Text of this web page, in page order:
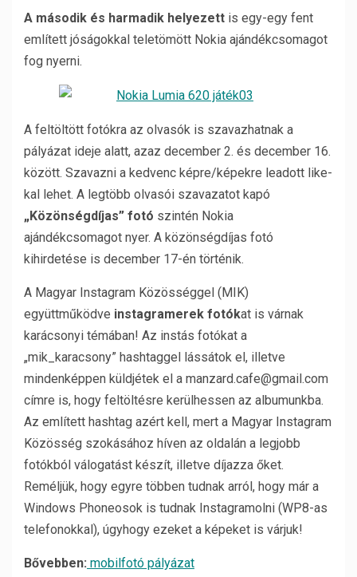
A második és harmadik helyezett is egy-egy fent
említett jóságokkal teletömött Nokia ajándékcsomagot
fog nyerni.
A feltöltött fotókra az olvasók is szavazhatnak a
pályázat ideje alatt, azaz december 2. és december 16.
között. Szavazni a kedvenc képre/képekre leadott like-
kal lehet. A legtöbb olvasói szavazatot kapó
„Közönségdíjas” fotó szintén Nokia
ajándékcsomagot nyer. A közönségdíjas fotó
kihirdetése is december 17-én történik.
A Magyar Instagram Közösséggel (MIK)
együttműködve instagramerek fotókat is várnak
karácsonyi témában! Az instás fotókat a
„mik_karacsony” hashtaggel lássátok el, illetve
mindenképpen küldjétek el a manzard.cafe@gmail.com
címre is, hogy feltöltésre kerülhessen az albumunkba.
Az említett hashtag azért kell, mert a Magyar Instagram
Közösség szokásához híven az oldalán a legjobb
fotókból válogatást készít, illetve díjazza őket.
Reméljük, hogy egyre többen tudnak arról, hogy már a
Windows Phoneosok is tudnak Instagramolni (WP8-as
telefonokkal), úgyhogy ezeket a képeket is várjuk!
Bővebben: mobilfotó pályázat